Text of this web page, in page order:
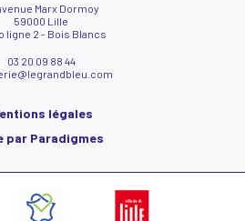
Marx Dormoy
59000 Lille
ligne 2 - Bois Blancs
03 20 09 88 44
légales
par Paradigmes